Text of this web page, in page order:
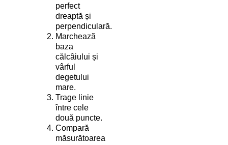
perfect
dreaptă și
perpendiculară.
Marchează
baza
călcâiului și
vârful
degetului
mare.
Trage linie
între cele
două puncte.
Compară
măsurătoarea